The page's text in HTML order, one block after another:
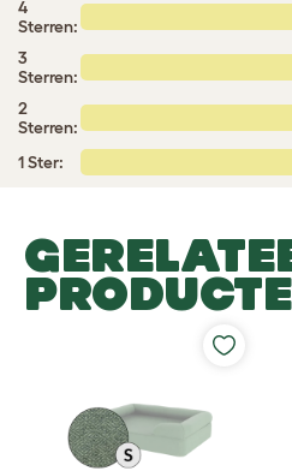
4
Sterren:
3
Sterren:
2
Sterren:
1 Ster: